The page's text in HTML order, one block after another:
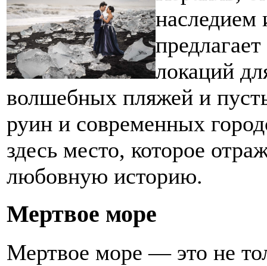
локаций
волшебных пляжей и
руин и современных
здесь место, которое
любовную историю.
Мертвое море
Мертвое море — это не